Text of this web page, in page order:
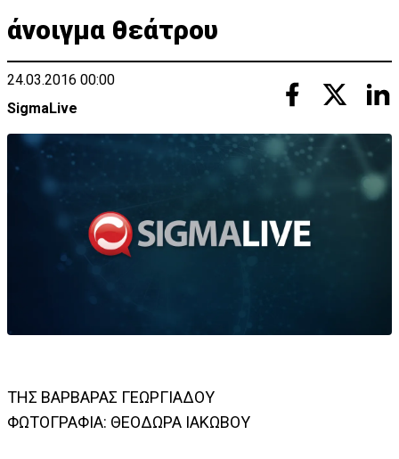
άνοιγμα θεάτρου
24.03.2016 00:00
SigmaLive
ΤΗΣ ΒΑΡΒΑΡΑΣ ΓΕΩΡΓΙΑΔΟΥ
ΦΩΤΟΓΡΑΦΙΑ: ΘΕΟΔΩΡΑ ΙΑΚΩΒΟΥ